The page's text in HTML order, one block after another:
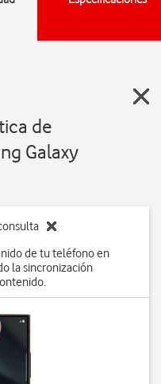
de
Galaxy
de tu teléfono en
la sincronización